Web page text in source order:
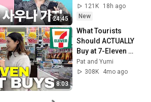
24:45
NEXZ TOMOYA
121K
18h ago
New
8:03
What Tourists
Should ACTUALLY
Buy at 7-Eleven
Japan 🇯🇵
Pat and Yumi
308K
4mo ago